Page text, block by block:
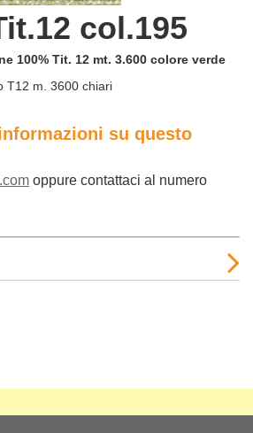
col.195
100% Tit. 12 mt. 3.600 colore verde
T12 m. 3600 chiari
su questo
oppure contattaci al numero